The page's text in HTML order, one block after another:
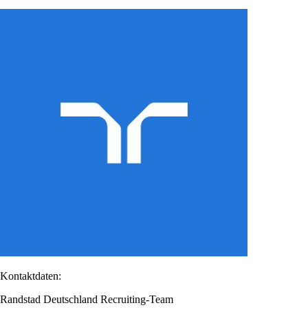
Kontaktdaten:
Randstad Deutschland Recruiting-Team